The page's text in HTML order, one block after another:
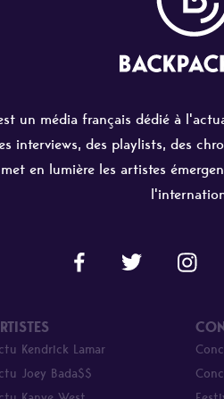
un média français dédié à
interviews, des playlists, des
en lumière les artistes
Kendrick Lamar
Joey Bada$$